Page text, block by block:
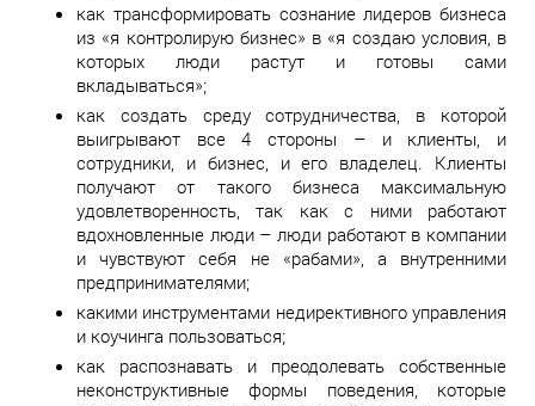
как трансформировать сознание лидеров бизнеса
из «я контролирую бизнес» в «я создаю условия, в
которых люди растут и готовы сами
вкладываться»;
как создать среду сотрудничества, в которой
выигрывают все 4 стороны – и клиенты, и
сотрудники, и бизнес, и его владелец. Клиенты
получают от такого бизнеса максимальную
удовлетворенность, так как с ними работают
вдохновленные люди – люди работают в компании
и чувствуют себя не «рабами», а внутренними
предпринимателями;
какими инструментами недирективного управления
и коучинга пользоваться;
как распознавать и преодолевать собственные
неконструктивные формы поведения, которые